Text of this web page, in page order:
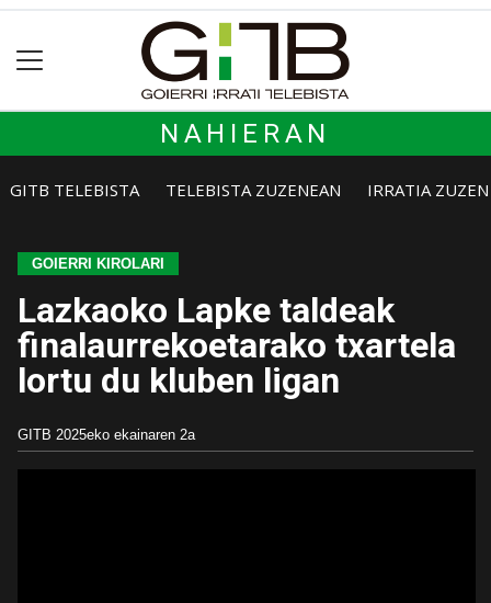
NAHIERAN
GITB TELEBISTA TELEBISTA ZUZENEAN IRRATIA
GOIERRI KIROLARI
Lazkaoko Lapke taldeak
finalaurrekoetarako txartela
lortu du kluben ligan
GITB 2025eko ekainaren 2a